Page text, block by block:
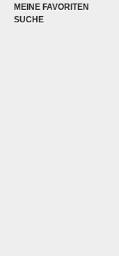
MEINE FAVORITEN
SUCHE